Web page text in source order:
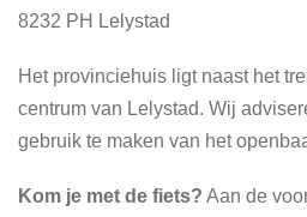
8232 PH Lelystad
Het provinciehuis ligt naast het
centrum van Lelystad. Wij
gebruik te maken van het
Kom je met de fiets? Aan de